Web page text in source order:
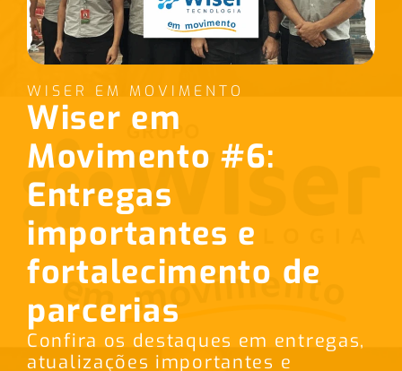
WISER EM MOVIMENTO
Wiser em
Movimento #6:
Entregas
importantes e
fortalecimento de
parcerias
Confira os destaques em entregas,
atualizações importantes e